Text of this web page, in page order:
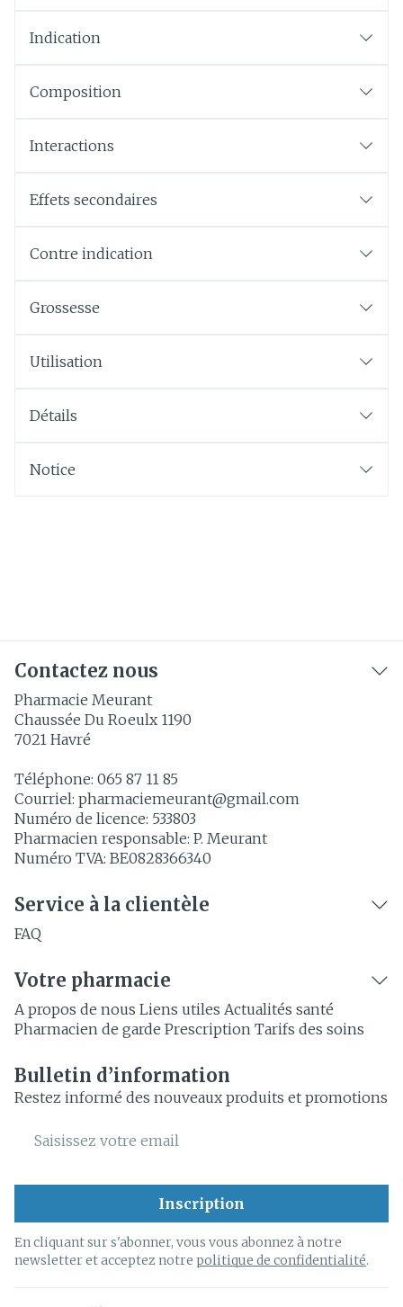
Indication
Composition
Interactions
Effets secondaires
Contre indication
Grossesse
Utilisation
Détails
Notice
Contactez nous
Pharmacie Meurant
Chaussée Du Roeulx 1190
7021 Havré
Téléphone: 065 87 11 85
Courriel: pharmaciemeurant@gmail.com
Numéro de licence: 533803
Pharmacien responsable: P. Meurant
Numéro TVA: BE0828366340
Service à la clientèle
FAQ
Votre pharmacie
A propos de nous Liens utiles Actualités santé
Pharmacien de garde Prescription Tarifs des soins
Bulletin d’information
Restez informé des nouveaux produits et promotions
Adresse mail
Inscription
En cliquant sur s'abonner, vous vous abonnez à notre
newsletter et acceptez notre politique de confidentialité.